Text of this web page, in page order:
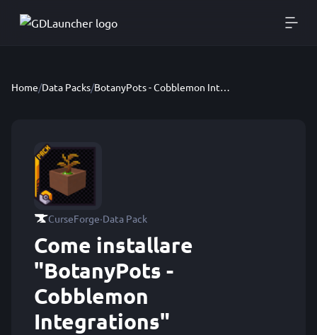
Home/Data Packs/ BotanyPots - Cobblemon Integrations
CurseForge·Data Pack
Come installare
"BotanyPots -
Cobblemon
Integrations"